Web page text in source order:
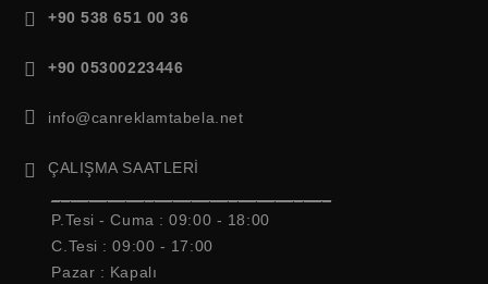
+90 538 651 00 36
+90 05300223446
info@canreklamtabela.net
ÇALIŞMA SAATLERİ
P.Tesi - Cuma : 09:00 - 18:00
C.Tesi : 09:00 - 17:00
Pazar : Kapalı